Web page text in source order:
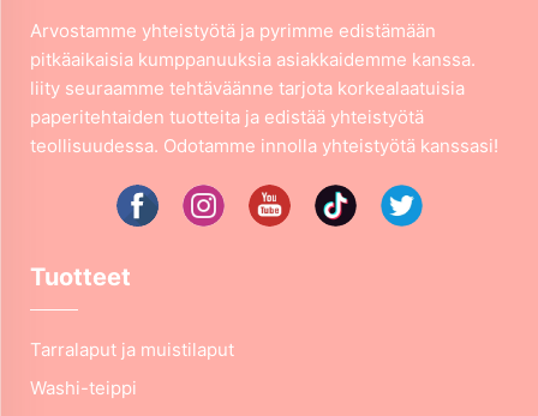
Arvostamme yhteistyötä ja pyrimme edistämään
pitkäaikaisia kumppanuuksia asiakkaidemme kanssa.
liity seuraamme tehtäväänne tarjota korkealaatuisia
paperitehtaiden tuotteita ja edistää yhteistyötä
teollisuudessa. Odotamme innolla yhteistyötä kanssasi!
Tuotteet
Tarralaput ja muistilaput
Washi-teippi